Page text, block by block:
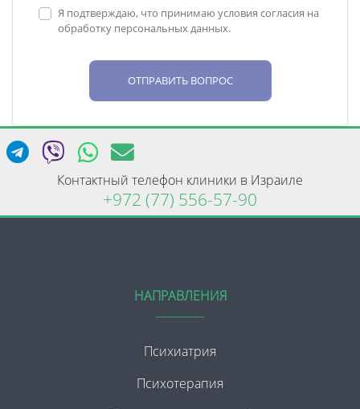
Я подтверждаю, что принимаю условия согласия на
обработку персональных данных.
ОТПРАВИТЬ ВОПРОС
Контактный телефон клиники в Израиле
+972 (77) 556-57-90
НАПРАВЛЕНИЯ
Психиатрия
Психотерапия